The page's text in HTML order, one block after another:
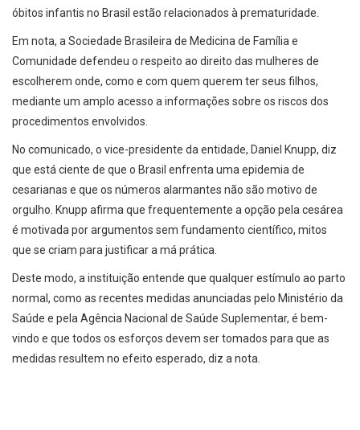
óbitos infantis no Brasil estão relacionados à prematuridade.
Em nota, a Sociedade Brasileira de Medicina de Família e
Comunidade defendeu o respeito ao direito das mulheres de
escolherem onde, como e com quem querem ter seus filhos,
mediante um amplo acesso a informações sobre os riscos dos
procedimentos envolvidos.
No comunicado, o vice-presidente da entidade, Daniel Knupp, diz
que está ciente de que o Brasil enfrenta uma epidemia de
cesarianas e que os números alarmantes não são motivo de
orgulho. Knupp afirma que frequentemente a opção pela cesárea
é motivada por argumentos sem fundamento científico, mitos
que se criam para justificar a má prática.
Deste modo, a instituição entende que qualquer estímulo ao parto
normal, como as recentes medidas anunciadas pelo Ministério da
Saúde e pela Agência Nacional de Saúde Suplementar, é bem-
vindo e que todos os esforços devem ser tomados para que as
medidas resultem no efeito esperado, diz a nota.